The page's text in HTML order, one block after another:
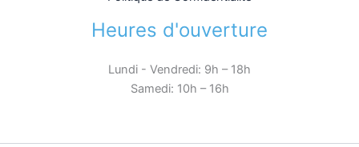
Heures d'ouverture
Lundi - Vendredi: 9h – 18h
Samedi: 10h – 16h